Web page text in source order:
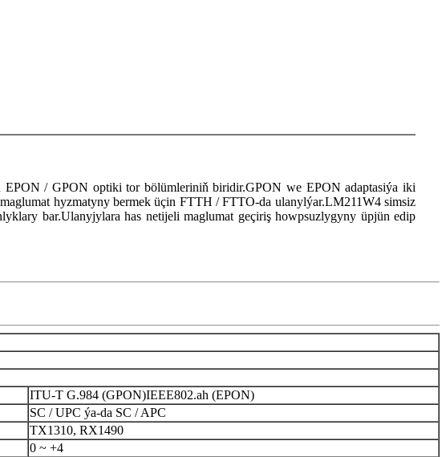
/ GPON optiki tor bölümleriniň biridir.GPON we EPON adaptasiýa iki
hyzmatyny bermek üçin FTTH / FTTO-da ulanylýar.LM211W4 simsiz
bar.Ulanyjylara has netijeli maglumat geçiriş howpsuzlygyny üpjün edip
ITU-T G.984 (GPON)IEEE802.ah (EPON)
SC / UPC ýa-da SC / APC
TX1310, RX1490
0 ~ +4